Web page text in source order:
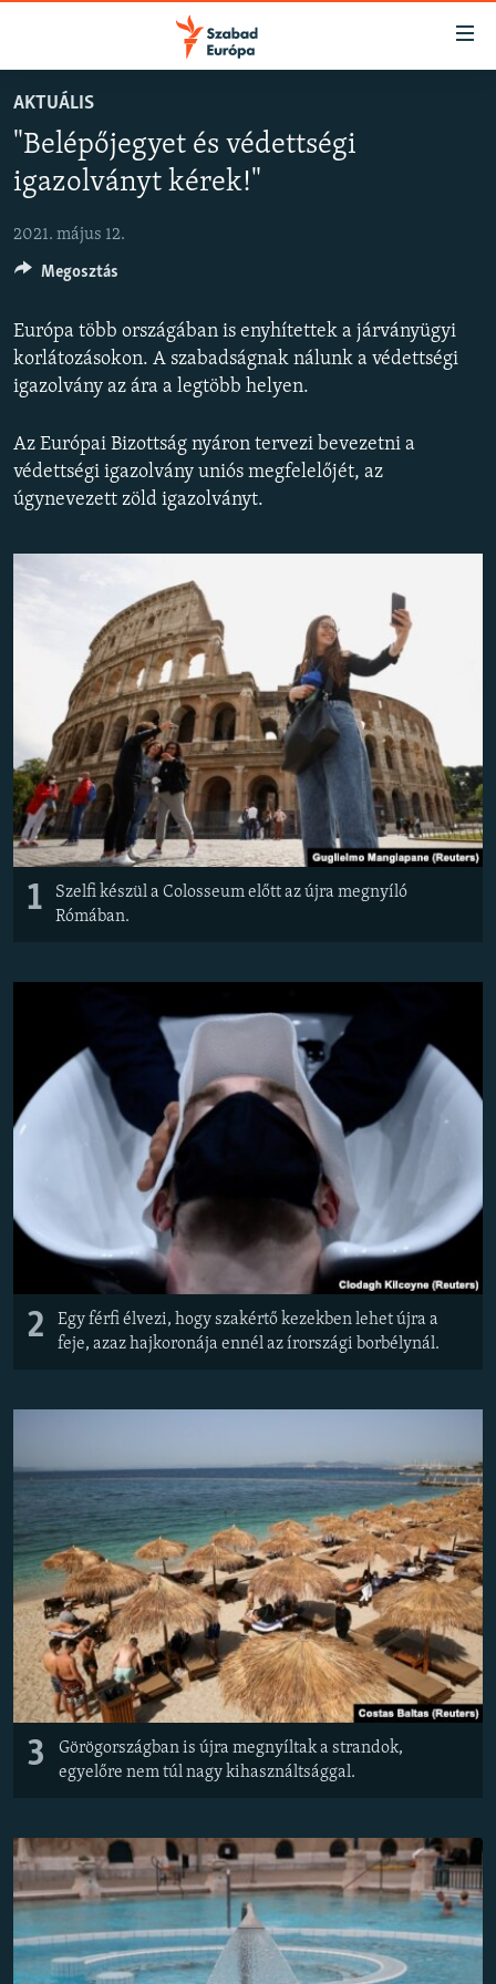
Akadálymentes
oldalra
Ugrás
Ugrás
keresésre
AKTUÁLIS
PODCASTOK
VIDEÓK
ELEMZŐ
NER15
SZABADON
TÁRSADALOM
DEMOKRÁCIA
A PÉNZ NYOMÁBAN
EURÓPAI UNIÓ
VILÁG
KLÍMAVÁLTOZÁS
A MÚLT TANULSÁGAI
KÖVESSEN MINKET!
Valamennyi RFE/RL weboldal
AKTUÁLIS
"Belépőjegyet és védettségi
igazolványt kérek!"
2021. május 12.
Európa több országában is enyhítettek a járványügyi
korlátozásokon. A szabadságnak nálunk a védettségi
igazolvány az ára a legtöbb helyen.
Az Európai Bizottság nyáron tervezi bevezetni a
védettségi igazolvány uniós megfelelőjét, az
úgynevezett zöld igazolványt.
1
Szelfi készül a Colosseum előtt az újra megnyíló
Rómában.
2
Egy férfi élvezi, hogy szakértő kezekben lehet újra a
feje, azaz hajkoronája ennél az írországi borbélynál.
3
Görögországban is újra megnyíltak a strandok,
egyelőre nem túl nagy kihasználtsággal.
Megosztás
FELIRATKOZÁS
Feliratkozás